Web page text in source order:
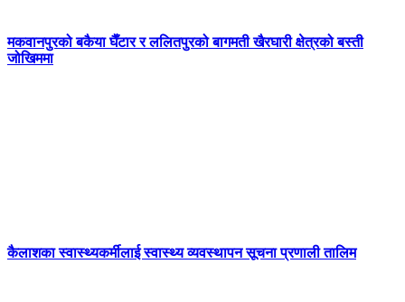
मकवानपुरको बकैया घैँटार र ललितपुरको बागमती खैरघारी क्षेत्रको बस्ती
जोखिममा
कैलाशका स्वास्थ्यकर्मीलाई स्वास्थ्य व्यवस्थापन सूचना प्रणाली तालिम